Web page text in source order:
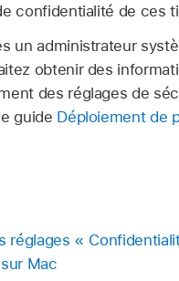
confidentialité de ces
un administrateur
obtenir des
des réglages de
guide Déploiement de
réglages «
Mac